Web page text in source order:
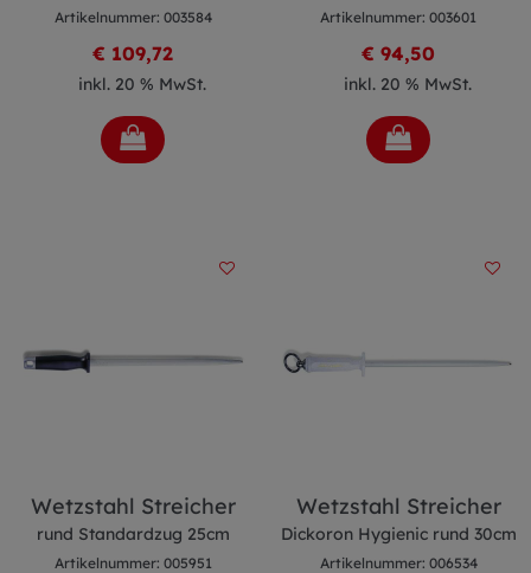
Artikelnummer: 003584
€ 109,72
inkl. 20 % MwSt.
Artikelnummer: 003601
€ 94,50
inkl. 20 % MwSt.
Wetzstahl Streicher
rund Standardzug 25cm
Artikelnummer: 005951
Wetzstahl Streicher
Dickoron Hygienic rund 30cm
Artikelnummer: 006534